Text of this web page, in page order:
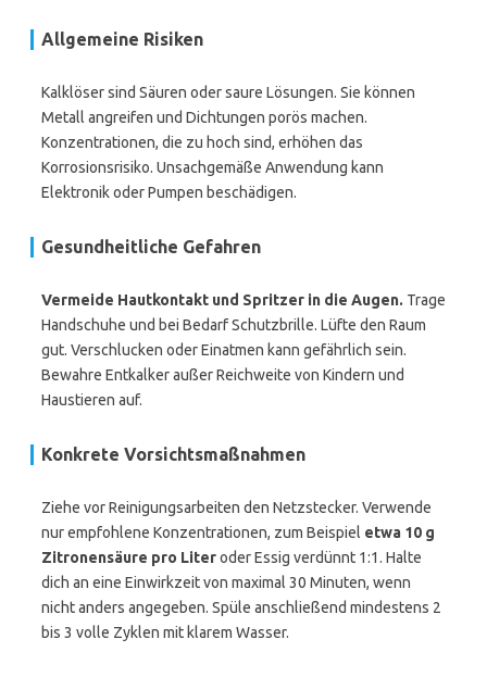
Allgemeine Risiken
Kalklöser sind Säuren oder saure Lösungen. Sie können
Metall angreifen und Dichtungen porös machen.
Konzentrationen, die zu hoch sind, erhöhen das
Korrosionsrisiko. Unsachgemäße Anwendung kann
Elektronik oder Pumpen beschädigen.
Gesundheitliche Gefahren
Vermeide Hautkontakt und Spritzer in die Augen. Trage
Handschuhe und bei Bedarf Schutzbrille. Lüfte den Raum
gut. Verschlucken oder Einatmen kann gefährlich sein.
Bewahre Entkalker außer Reichweite von Kindern und
Haustieren auf.
Konkrete Vorsichtsmaßnahmen
Ziehe vor Reinigungsarbeiten den Netzstecker. Verwende
nur empfohlene Konzentrationen, zum Beispiel etwa 10 g
Zitronensäure pro Literoder Essig verdünnt 1:1. Halte
dich an eine Einwirkzeit von maximal 30 Minuten, wenn
nicht anders angegeben. Spüle anschließend mindestens 2
bis 3 volle Zyklen mit klarem Wasser.